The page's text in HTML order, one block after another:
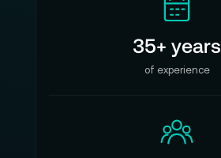
35+ years
of experience